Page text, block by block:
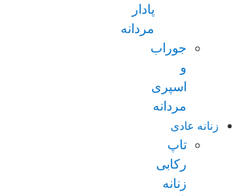
پادار
مردانه
جوراب
و
اسپری
مردانه
زنانه عادی
تاپ
رکابی
زنانه